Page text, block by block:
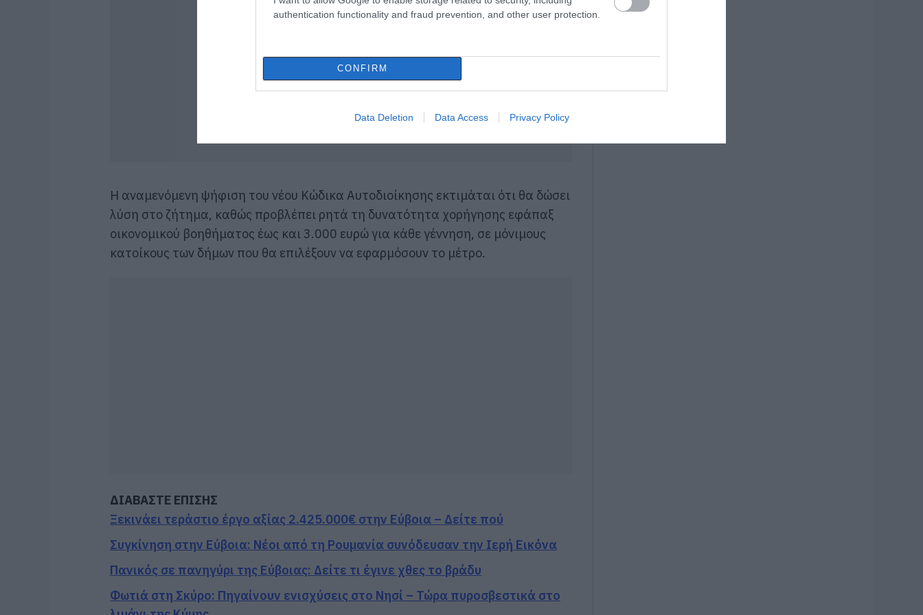
authentication functionality and fraud prevention, and other user protection.
CONFIRM
Data Deletion Data Access Privacy Policy
Η αναμενόμενη ψήφιση του νέου Κώδικα Αυτοδιοίκησης εκτιμάται ότι θα δώσει
λύση στο ζήτημα, καθώς προβλέπει ρητά τη δυνατότητα χορήγησης εφάπαξ
οικονομικού βοηθήματος έως και 3.000 ευρώ για κάθε γέννηση, σε μόνιμους
κατοίκους των δήμων που θα επιλέξουν να εφαρμόσουν το μέτρο.
ΔΙΑΒΑΣΤΕ ΕΠΙΣΗΣ
Ξεκινάει τεράστιο έργο αξίας 2.425.000€ στην Εύβοια – Δείτε πού
Συγκίνηση στην Εύβοια: Νέοι από τη Ρουμανία συνόδευσαν την Ιερή Εικόνα
Πανικός σε πανηγύρι της Εύβοιας: Δείτε τι έγινε χθες το βράδυ
Φωτιά στη Σκύρο: Πηγαίνουν ενισχύσεις στο Νησί – Τώρα πυροσβεστικά στο